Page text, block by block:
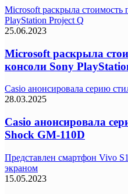
Microsoft раскрыла стоимость
PlayStation Project Q
25.06.2023
Microsoft раскрыла
консоли Sony
Casio анонсировала серию
28.03.2025
Casio анонсировала
Shock GM-110D
Представлен смартфон Vivo
экраном
15.05.2023